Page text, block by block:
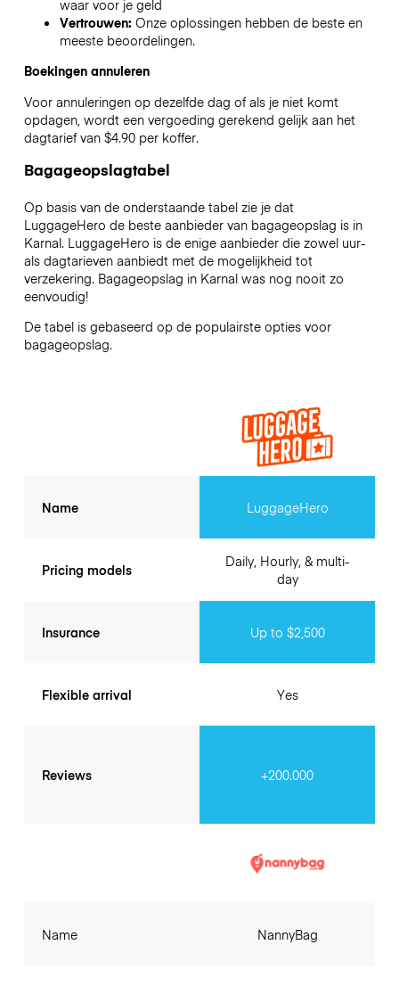
waar voor je geld
Vertrouwen: Onze oplossingen hebben de beste en
meeste beoordelingen.
Boekingen annuleren
Voor annuleringen op dezelfde dag of als je niet komt
opdagen, wordt een vergoeding gerekend gelijk aan het
dagtarief van $4.90 per koffer.
Bagageopslagtabel
Op basis van de onderstaande tabel zie je dat
LuggageHero de beste aanbieder van bagageopslag is in
Karnal. LuggageHero is de enige aanbieder die zowel uur-
als dagtarieven aanbiedt met de mogelijkheid tot
verzekering. Bagageopslag in Karnalwas nog nooit zo
eenvoudig!
De tabel is gebaseerd op de populairste opties voor
bagageopslag.
Name
Pricing models
Insurance
Flexible arrival
Reviews
LuggageHero
Daily, Hourly, & multi-
day
Up to $2,500
Yes
+200.000
Name NannyBag